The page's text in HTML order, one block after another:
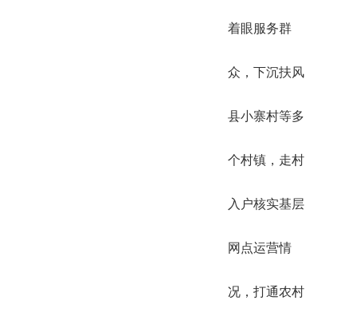
着眼服务群
众，下沉扶风
县小寨村等多
个村镇，走村
入户核实基层
网点运营情
况，打通农村